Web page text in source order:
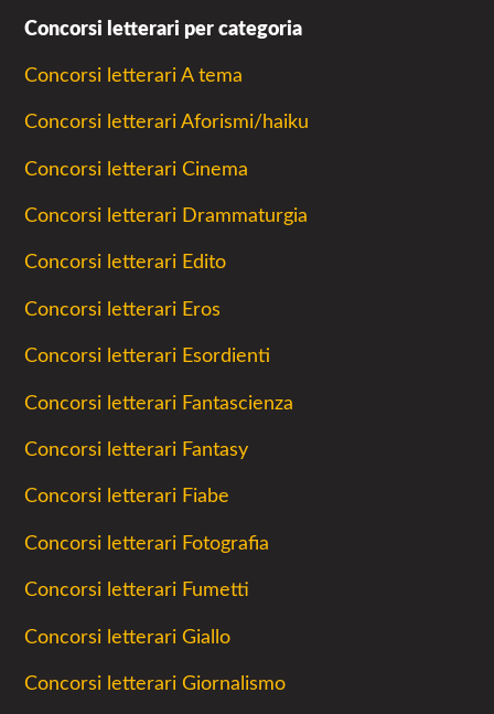
Concorsi letterari per categoria
Concorsi letterari A tema
Concorsi letterari Aforismi/haiku
Concorsi letterari Cinema
Concorsi letterari Drammaturgia
Concorsi letterari Edito
Concorsi letterari Eros
Concorsi letterari Esordienti
Concorsi letterari Fantascienza
Concorsi letterari Fantasy
Concorsi letterari Fiabe
Concorsi letterari Fotografia
Concorsi letterari Fumetti
Concorsi letterari Giallo
Concorsi letterari Giornalismo